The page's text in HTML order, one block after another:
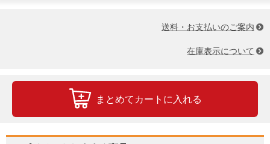
送料・お支払いのご案内
在庫表示について
まとめてカートに入れる